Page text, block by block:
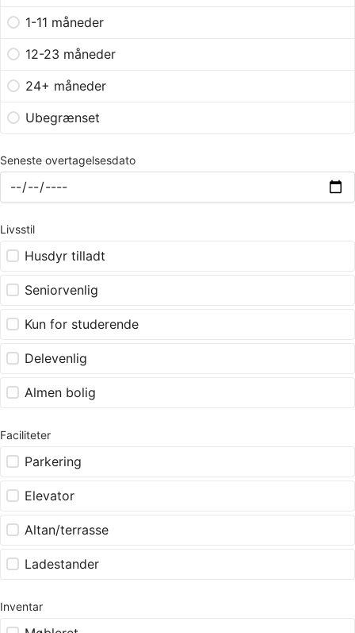
1-11 måneder
12-23 måneder
24+ måneder
Ubegrænset
Seneste overtagelsesdato
Livsstil
Husdyr tilladt
Seniorvenlig
Kun for studerende
Delevenlig
Almen bolig
Faciliteter
Parkering
Elevator
Altan/terrasse
Ladestander
Inventar